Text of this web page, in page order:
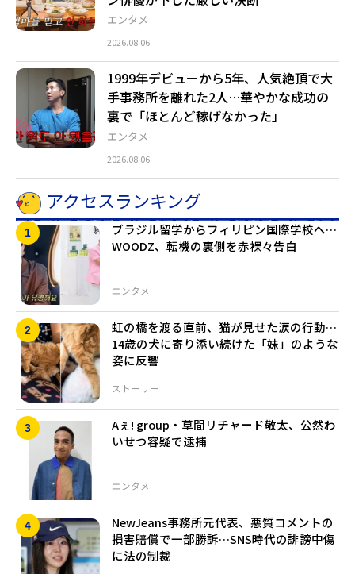
エンタメ
2026.08.06
エンタメ
1999年デビューから5年、人気絶頂で大
手事務所を離れた2人…華やかな成功の
裏で「ほとんど稼げなかった」
2026.08.06
アクセスランキング
エンタメ
ブラジル留学からフィリピン国際学校へ…
WOODZ、転機の裏側を赤裸々告白
ストーリー
虹の橋を渡る直前、猫が見せた涙の行動…
14歳の犬に寄り添い続けた「妹」のような
姿に反響
エンタメ
Aぇ! group・草間リチャード敬太、公然わ
いせつ容疑で逮捕
NewJeans事務所元代表、悪質コメントの
損害賠償で一部勝訴…SNS時代の誹謗中傷
に法の制裁